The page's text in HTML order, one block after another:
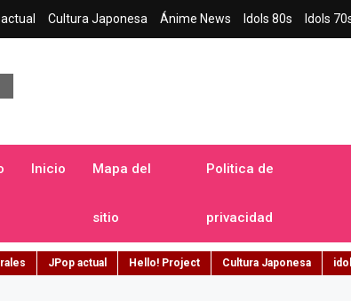
Cultura Japonesa Ánime News Idols 80s Idols
Inicio Mapa del
sitio
Politica de
privacidad
JPop actual Hello! Project Cultura Japonesa